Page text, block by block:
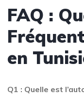
FAQ :
en
Q1 : Quelle est